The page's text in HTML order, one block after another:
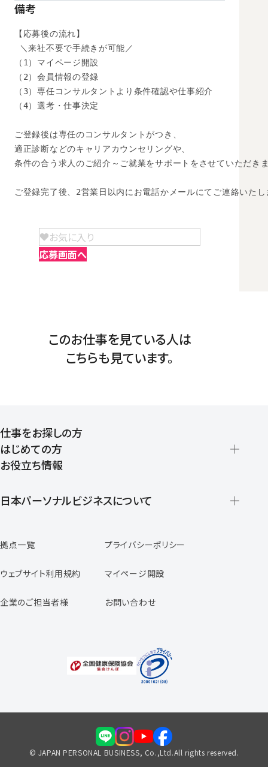
備考
【応募後の流れ】
＼来社不要で手続きが可能／
（1）マイページ開設
（2）会員情報の登録
（3）専任コンサルタントより条件確認や仕事紹介
（4）選考・仕事決定
ご登録後は専任のコンサルタントがつき、
適正診断などのキャリアカウンセリングや、
条件の合う求人のご紹介～ご就業をサポートをさせていただき
ご登録完了後、2営業日以内にお電話かメールにてご連絡いたし
お気に入り
応募画面へ
このお仕事を見ている人は
こちらも見ています。
仕事をお探しの方
はじめての方
登録から就業開始までの流れ
お役立ち情報
日本パーソナルビジネスについて
スタッフの声
専任コンサルタントの声
福利厚生のご案内
拠点一覧 プライバシーポリシー
ウェブサイト利用規約 マイページ開設
企業のご担当者様 お問い合わせ
© JAPAN PERSONAL BUSINESS, Co.,Ltd.All rights reserved.